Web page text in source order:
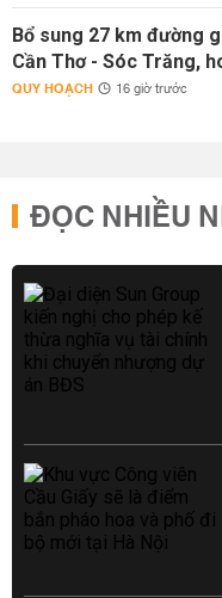
Bổ sung 27 km đường
Cần Thơ - Sóc Trăng,
QUY HOẠCH 16 giờ trước
ĐỌC NHIỀU